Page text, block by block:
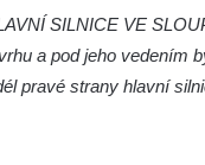
na hřbitově v Dolním
Tietzeho na hřbitově v
SILNICE VE
a pod jeho vedením
pravé strany hlavní